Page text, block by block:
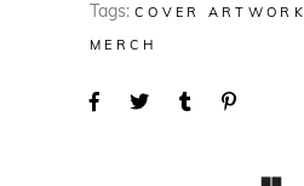
Tags: COVER ARTWORK
MERCH